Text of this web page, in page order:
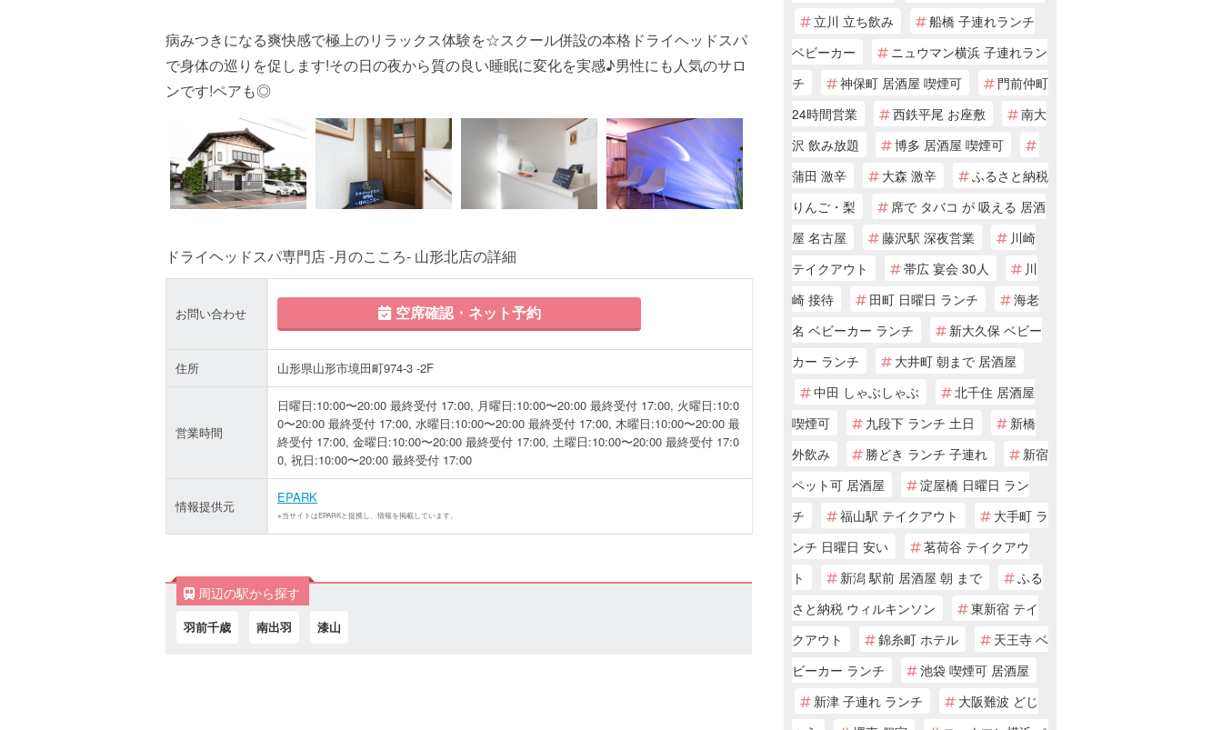
病みつきになる爽快感で極上のリラックス体験を☆スクール併設の本格ドライヘッドスパ
で身体の巡りを促します!その日の夜から質の良い睡眠に変化を実感♪男性にも人気のサロ
ンです!ペアも◎
ドライヘッドスパ専門店 -月のこころ- 山形北店の詳細
お問い合わせ 空席確認・ネット予約
住所 山形県山形市境田町974-3 -2F
営業時間
日曜日:10:00〜20:00 最終受付 17:00, 月曜日:10:00〜20:00 最終受付 17:00, 火曜日:10:0
0〜20:00 最終受付 17:00, 水曜日:10:00〜20:00 最終受付 17:00, 木曜日:10:00〜20:00 最
終受付 17:00, 金曜日:10:00〜20:00 最終受付 17:00, 土曜日:10:00〜20:00 最終受付 17:0
0, 祝日:10:00〜20:00 最終受付 17:00
情報提供元
EPARK
※当サイトはEPARKと提携し、情報を掲載しています。
周辺の駅から探す
羽前千歳 南出羽 漆山
立川 立ち飲み
船橋 子連れランチ
ベビーカー
ニュウマン横浜 子連れラン
チ
神保町 居酒屋 喫煙可
門前仲町
24時間営業
西鉄平尾 お座敷
南大
沢 飲み放題
博多 居酒屋 喫煙可
蒲田 激辛
大森 激辛
ふるさと納税
りんご・梨
席で タバコ が 吸える 居酒
屋 名古屋
藤沢駅 深夜営業
川崎
テイクアウト
帯広 宴会 30人
川
崎 接待
田町 日曜日 ランチ
海老
名 ベビーカー ランチ
新大久保 ベビー
カー ランチ
大井町 朝まで 居酒屋
中田 しゃぶしゃぶ
北千住 居酒屋
喫煙可
九段下 ランチ 土日
新橋
外飲み
勝どき ランチ 子連れ
新宿
ペット可 居酒屋
淀屋橋 日曜日 ラン
チ
福山駅 テイクアウト
大手町 ラ
ンチ 日曜日 安い
茗荷谷 テイクアウ
ト
新潟 駅前 居酒屋 朝 まで
ふる
さと納税 ウィルキンソン
東新宿 テイ
クアウト
錦糸町 ホテル
天王寺 ベ
ビーカー ランチ
池袋 喫煙可 居酒屋
新津 子連れ ランチ
大阪難波 どじ